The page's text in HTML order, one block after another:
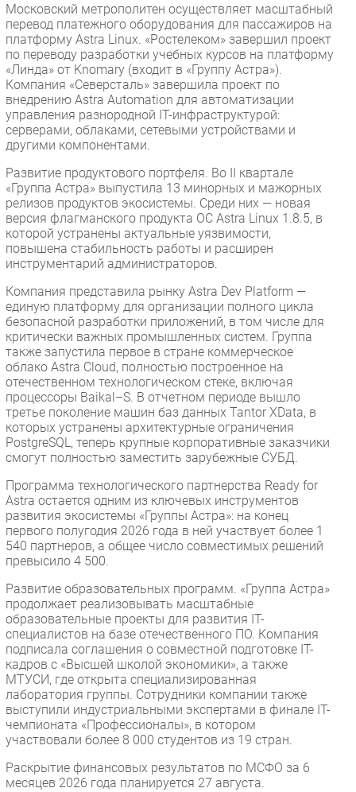
Московский метрополитен осуществляет масштабный
перевод платежного оборудования для пассажиров на
платформу Astra Linux. «Ростелеком» завершил проект
по переводу разработки учебных курсов на платформу
«Линда» от Knomary (входит в «Группу Астра»).
Компания «Северсталь» завершила проект по
внедрению Astra Automation для автоматизации
управления разнородной IT-инфраструктурой:
серверами, облаками, сетевыми устройствами и
другими компонентами.
Развитие продуктового портфеля. Во II квартале
«Группа Астра» выпустила 13 минорных и мажорных
релизов продуктов экосистемы. Среди них — новая
версия флагманского продукта ОС Astra Linux 1.8.5, в
которой устранены актуальные уязвимости,
повышена стабильность работы и расширен
инструментарий администраторов.
Компания представила рынку Astra Dev Platform —
единую платформу для организации полного цикла
безопасной разработки приложений, в том числе для
критически важных промышленных систем. Группа
также запустила первое в стране коммерческое
облако Astra Cloud, полностью построенное на
отечественном технологическом стеке, включая
процессоры Baikal–S. В отчетном периоде вышло
третье поколение машин баз данных Tantor XData, в
которых устранены архитектурные ограничения
PostgreSQL, теперь крупные корпоративные заказчики
смогут полностью заместить зарубежные СУБД.
Программа технологического партнерства Ready for
Astra остается одним из ключевых инструментов
развития экосистемы «Группы Астра»: на конец
первого полугодия 2026 года в ней участвует более 1
540 партнеров, а общее число совместимых решений
превысило 4 500.
Развитие образовательных программ. «Группа Астра»
продолжает реализовывать масштабные
образовательные проекты для развития IT-
специалистов на базе отечественного ПО. Компания
подписала соглашения о совместной подготовке IT-
кадров с «Высшей школой экономики», а также
МТУСИ, где открыта специализированная
лаборатория группы. Сотрудники компании также
выступили индустриальными экспертами в финале IT-
чемпионата «Профессионалы», в котором
участвовали более 8 000 студентов из 19 стран.
Раскрытие финансовых результатов по МСФО за 6
месяцев 2026 года планируется 27 августа.